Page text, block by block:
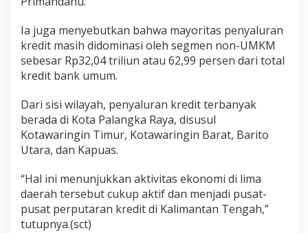
Ia juga menyebutkan bahwa mayoritas penyaluran
kredit masih didominasi oleh segmen non-UMKM
sebesar Rp32,04 triliun atau 62,99 persen dari total
kredit bank umum.
Dari sisi wilayah, penyaluran kredit terbanyak
berada di Kota Palangka Raya, disusul
Kotawaringin Timur, Kotawaringin Barat, Barito
Utara, dan Kapuas.
“Hal ini menunjukkan aktivitas ekonomi di lima
daerah tersebut cukup aktif dan menjadi pusat-
pusat perputaran kredit di Kalimantan Tengah,”
tutupnya.(sct)